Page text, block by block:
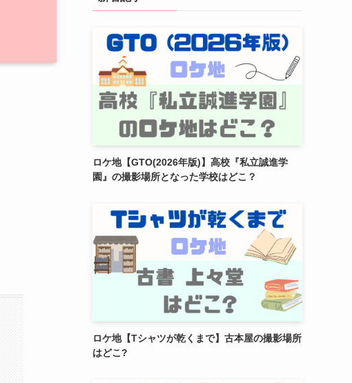
ロケ地【GTO(2026年版)】高校『私立誠進学
園』の撮影場所となった学校はどこ？
ロケ地【Tシャツが乾くまで】古本屋の撮影場所
はどこ?